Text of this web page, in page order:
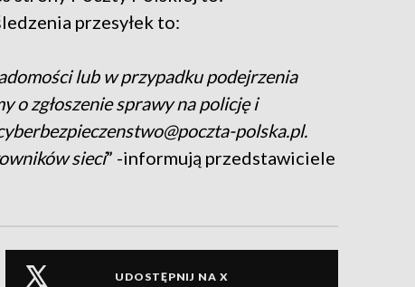
przesyłek to:
lub w przypadku podejrzenia
o zgłoszenie sprawy na policję i
polska.pl.
sieci” -informują przedstawiciele
UDOSTĘPNIJ NA X